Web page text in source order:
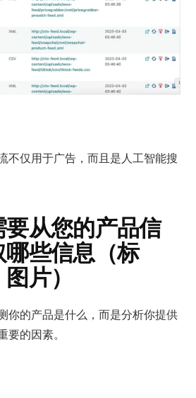
不仅用于广告，而且是人工智能搜
从您的产品信
些信息（标
片）
你的产品是什么，而是分析你提供
要的因素。